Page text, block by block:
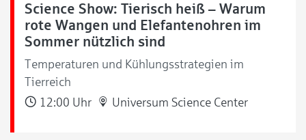
Science Show: Tierisch heiß – Warum
rote Wangen und Elefantenohren im
Sommer nützlich sind
Temperaturen und Kühlungsstrategien im
Tierreich
12:00 Uhr
Universum Science Center